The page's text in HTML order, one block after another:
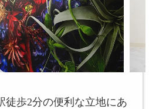
徒歩2分の便利な立地にあ